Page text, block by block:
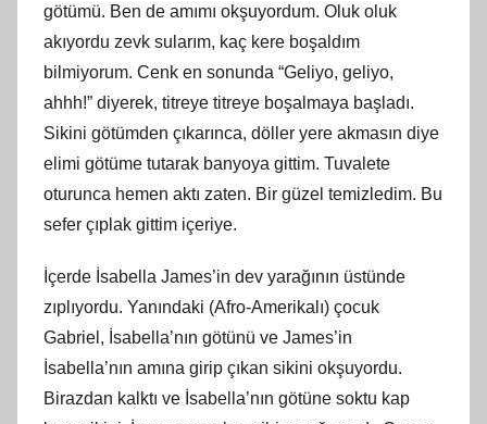
götümü. Ben de amımı okşuyordum. Oluk oluk
akıyordu zevk sularım, kaç kere boşaldım
bilmiyorum. Cenk en sonunda “Geliyo, geliyo,
ahhh!” diyerek, titreye titreye boşalmaya başladı.
Sikini götümden çıkarınca, döller yere akmasın diye
elimi götüme tutarak banyoya gittim. Tuvalete
oturunca hemen aktı zaten. Bir güzel temizledim. Bu
sefer çıplak gittim içeriye.
İçerde İsabella James’in dev yarağının üstünde
zıplıyordu. Yanındaki (Afro-Amerikalı) çocuk
Gabriel, İsabella’nın götünü ve James’in
İsabella’nın amına girip çıkan sikini okşuyordu.
Birazdan kalktı ve İsabella’nın götüne soktu kap